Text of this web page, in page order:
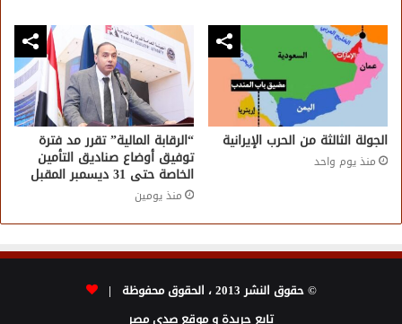
الجولة الثالثة من الحرب الإيرانية
منذ يوم واحد
“الرقابة المالية” تقرر مد فترة
توفيق أوضاع صناديق التأمين
الخاصة حتى 31 ديسمبر المقبل
منذ يومين
© حقوق النشر 2013 ، الحقوق محفوظة |
تابع جريدة و موقع صدى مصر